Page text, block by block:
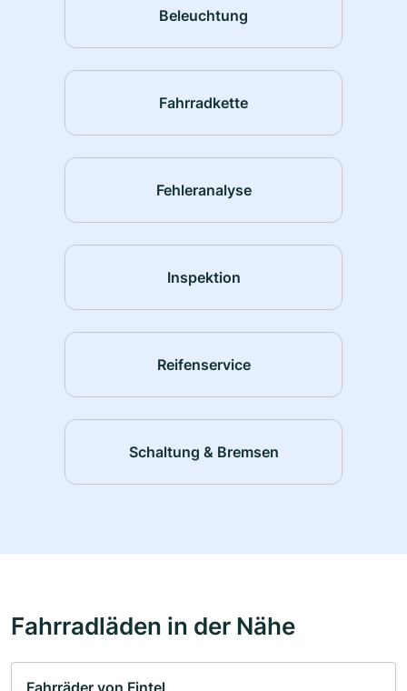
Beleuchtung
Fahrradkette
Fehleranalyse
Inspektion
Reifenservice
Schaltung & Bremsen
Fahrradläden in der Nähe